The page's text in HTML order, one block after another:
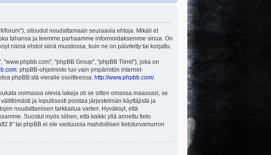
forum"), sitoudut noudattamaan seuraavia ehtoja. Mikäli et
tahansa ja teemme parhaamme informoidaksemme sinua. On
nämä ehdot siinä muodossa, kuin ne on päivitetty tai korjattu.
"phpBB Group", "phpBB Tiimit"), joka on
. phpBB-ohjelmisto luo vain ympäristön internet-
phpBB:stä vieraile osoitteessa: http://www.phpbb.com/.
voimassa olevia lakeja oli se sitten omassa maassasi, se
ja lopullisesti poistaa järjestelmän käyttäjistä ja
noudattamisen tarkkailua varten. Hyväksyt, että
Suostut myös siihen, että kaikki yllä annettu tieto
tai phpBB ei ole vastuussa mahdollisen tietoturvamurron